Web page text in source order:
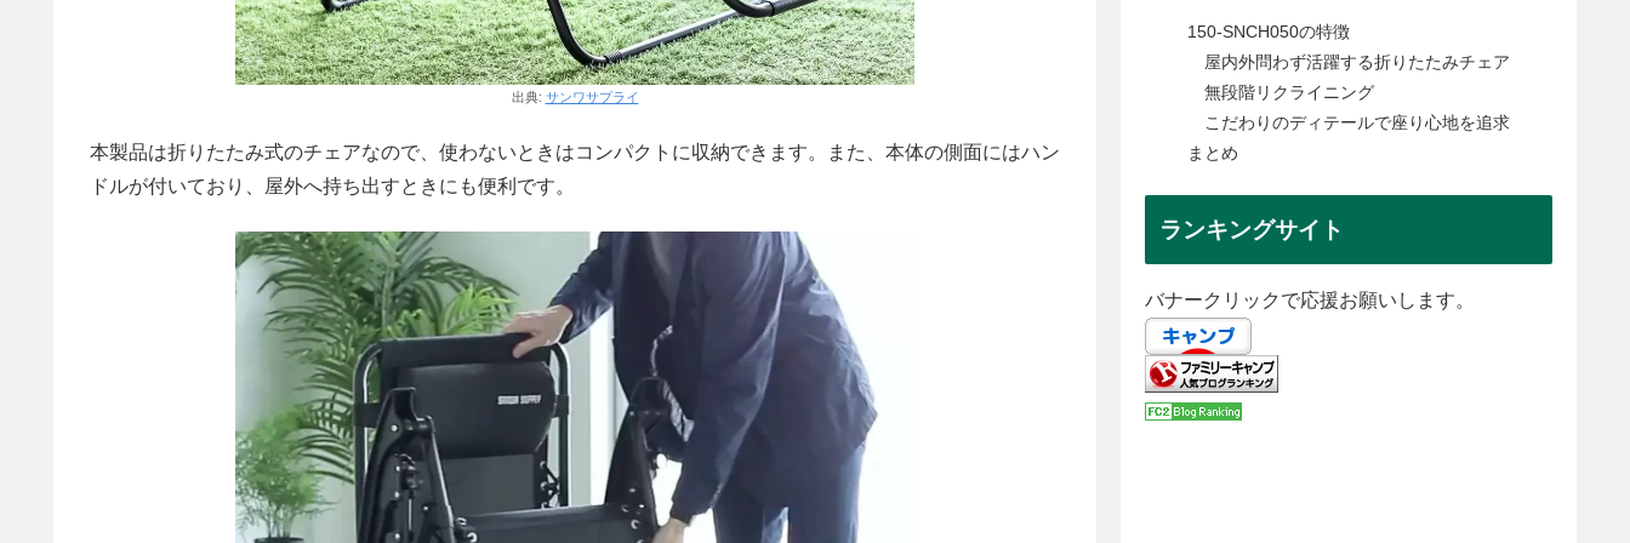
出典: サンワサプライ
本製品は折りたたみ式のチェアなので、使わないときはコンパクトに収納できます。また、本体の側面にはハン
ドルが付いており、屋外へ持ち出すときにも便利です。
150-SNCH050の特徴
屋内外問わず活躍する折りたたみチェア
無段階リクライニング
こだわりのディテールで座り心地を追求
まとめ
ランキングサイト
バナークリックで応援お願いします。